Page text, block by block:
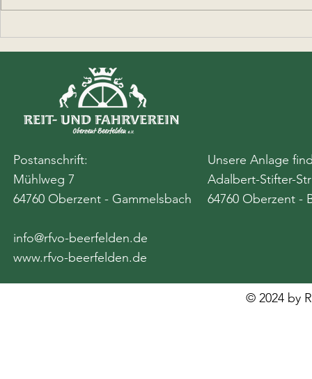
Beerfeldener Reitern
Postanschrift:
Mühlweg 7
64760 Oberzent - Gammelsbach
info@rfvo-beerfelden.de
www.rfvo-beerfelden.de
Unsere Anlage
Adalbert-Stifter-
64760 Oberzent -
© 2024 by